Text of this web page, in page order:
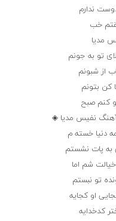
ندارم
خب
مدیا
تو به جونم
از شبونم
کن بتونم
کنم صبح
نفیس مدیا ◈
دنیا خسته م
به پات نشستم
شم اما
تو نبستم
او کجایه
کدخدایه